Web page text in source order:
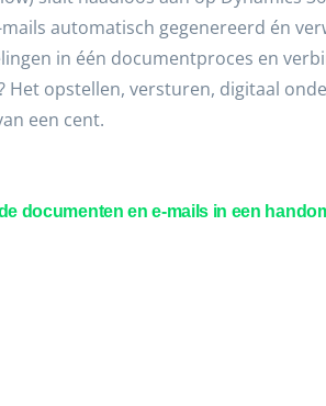
automatisch gegenereerd én
in één documentproces en
Het opstellen, versturen, digitaal
een cent.
documenten en e-mails in een